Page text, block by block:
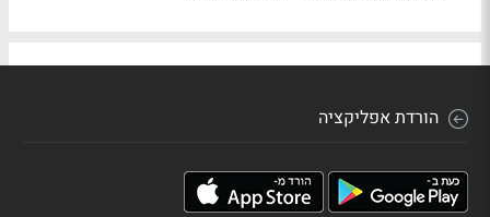
הורדת אפליקציה